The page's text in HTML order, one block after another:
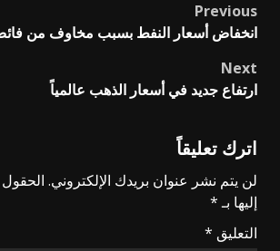
Post
navigation
Previous
انخفاض أسعار النفط بسبب مخاوف من
Next
ارتفاع جديد في أسعار الذهب عالمياً
اترك تعليقاً
لن يتم نشر عنوان بريدك الإلكتروني. الحقول
إليها بـ*
التعليق *